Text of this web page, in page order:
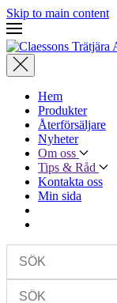
Skip to main content
Hem
Produkter
Återförsäljare
Nyheter
Om oss
Tips & Råd
Kontakta oss
Min sida